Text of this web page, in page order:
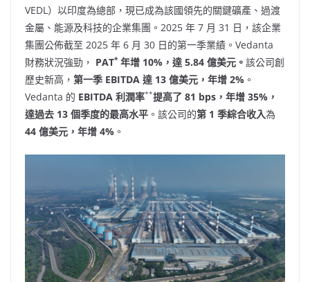
VEDL）以印度為總部，現已成為該國領先的關鍵礦產、過渡
金屬、能源及科技的企業集團。2025 年 7 月 31 日，該企業
集團公佈截至 2025 年 6 月 30 日的第一季業績。Vedanta
財務狀況強勁， PAT* 年增 10%，達 5.84 億美元。 該公司創
歷史新高， 第一季 EBITDA 達 13 億美元，年增 2% 。
Vedanta 的 EBITDA 利潤率**提高了 81 bps，年增 35%，
達過去 13 個季度的最高水平 。該公司的第 1 季綜合收入為
44 億美元，年增 4% 。